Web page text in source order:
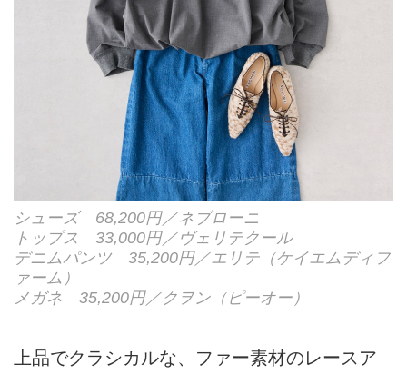
シューズ 68,200円／ネブローニ
トップス 33,000円／ヴェリテクール
デニムパンツ 35,200円／エリテ（ケイエムディフ
ァーム）
メガネ 35,200円／クヲン（ピーオー）
上品でクラシカルな、ファー素材のレースア